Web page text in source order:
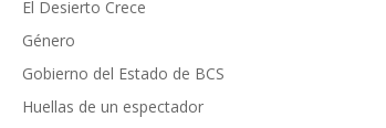
El Desierto Crece
Género
Gobierno del Estado de BCS
Huellas de un espectador